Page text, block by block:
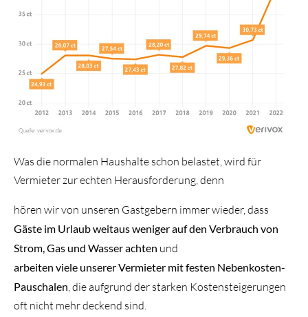
Was die normalen Haushalte schon belastet, wird für
Vermieter zur echten Herausforderung, denn
hören wir von unseren Gastgebern immer wieder, dass
Gäste im Urlaub weitaus weniger auf den Verbrauch von
Strom, Gas und Wasser achten und
arbeiten viele unserer Vermieter mit festen Nebenkosten-
Pauschalen, die aufgrund der starken Kostensteigerungen
oft nicht mehr deckend sind.